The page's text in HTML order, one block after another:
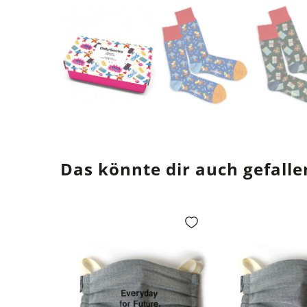
Das könnte dir auch